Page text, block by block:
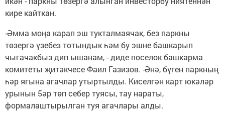
кире кайткан.
-Әмма моңа карап эш тукталмаячак, без паркны
төзергә үзебез тотындык һәм бу эшне башкарып
чыгачакбыз дип ышанам, - диде поселок башкарма
комитеты җитәкчесе Фаил Газизов. -Әнә, бүген паркның
һәр ягына агачлар утыртылды. Киселгән карт юкәләр
урынын 5әр төп себер туясы, тау нараты,
формалаштырылган туя агачлары алды.